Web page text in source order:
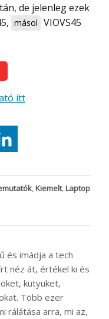
de jelenleg ezek
, másol VIOVS45
itt
,Kiemelt,Laptop
és imádja a tech
néz át, értékel ki és
kütyüket,
Több ezer
rálátása arra, mi az,